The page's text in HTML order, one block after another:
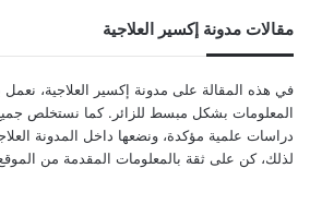
مقالات مدونة إكسير العلاجية
في هذه المقالة على مدونة إكسير العلاجية، نعمل
المعلومات بشكل مبسط للزائر. كما نستخلص
دراسات علمية مؤكدة، ونضعها داخل المدونة
لذلك، كن على ثقة بالمعلومات المقدمة من